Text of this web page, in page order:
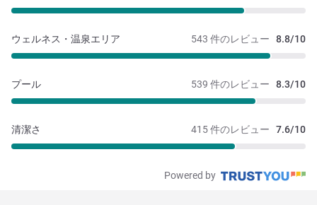
543 件のレビュー 8.8/10
ウェルネス・温泉エリア
539 件のレビュー 8.3/10
プール
415 件のレビュー 7.6/10
清潔さ
Powered by